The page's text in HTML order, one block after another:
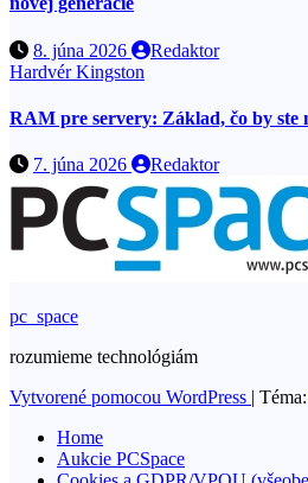
8. júna 2026
Redaktor
HardvérKingston
RAM pre servery: Základ, čo by ste
7. júna 2026 Redaktor
pc_space
rozumieme technológiám
Vytvorené pomocou WordPress | Téma:
Home
Aukcie PCSpace